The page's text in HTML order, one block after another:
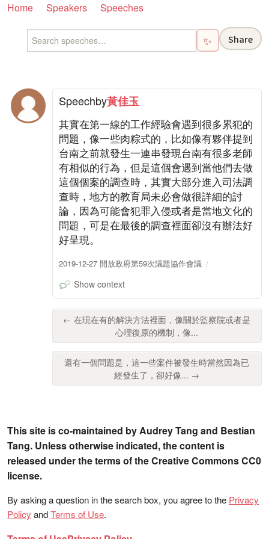
Home Speakers Speeches
✨ Share
Speechby黃佳玉
其實在第一線的工作經驗會遇到很多累犯的
問題，像一些肉粽式的，比如像有夥伴提到
台南之前就發生一連串發現台南有很多老師
有相似的行為，但是這個會遇到當他們去做
這個個案的調查時，其實大部分進入司法調
查時，地方的教育局未必會做很詳細的討
論，因為可能會犯罪入侵或者是當地文化的
問題，可是在最後的調查裡面卻沒有辦法好
好呈現。
2019-12-27 開放政府第59次議題協作會議
Show context
← 在現在有的解決方法裡面，像關於監察院或者是
心理復原的機制，像...
還有一個問題是，這一些案件被發生時當然因為已
經發生了，卻好像... →
This site is co-maintained by Audrey Tang and Bestian
Tang. Unless otherwise indicated, the content is
released under the terms of the Creative Commons CC0
license.
By asking a question in the search box, you agree to the Privacy
Policy andTerms of Use.